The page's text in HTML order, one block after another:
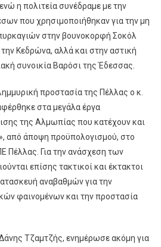
η πολιτεία συνέδραμε με την
που χρησιμοποιήθηκαν για την μη
στην βουνοκορφή Σοκόλ
Κεδρώνα, αλλά και στην αστική
συνοικία Βαρόσι της Έδεσσας.
προστασία της Πέλλας ο κ.
στα μεγάλα έργα
της Αλμωπίας που κατέχουν και
από άποψη προϋπολογισμού, στο
Πέλλας. Για την ανάσχεση των
επίσης τακτικοί και έκτακτοι
αναβαθμών για την
φαινομένων και την προστασία
Τζαμτζής, ενημέρωσε ακόμη για